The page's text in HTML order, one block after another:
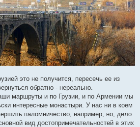
это не получится, пересечь ее из
обратно - нереально.
маршруты и по Грузии, и по Армении мы
интересные монастыри. У нас ни в коем
паломничество, например, но, дело
вид достопримечательностей в этих